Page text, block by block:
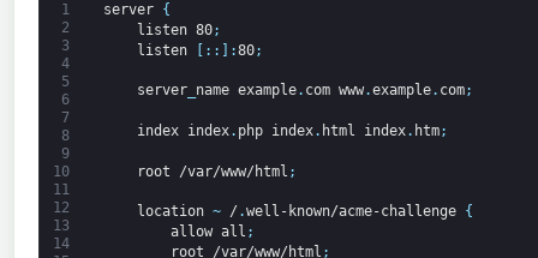
1
2
3
4
5
6
7
8
9
10
11
12
13
14
server
{
listen 80;
listen
[ : : ] :80;
server_ name example. com www.example. com;
index index. php index. html index. htm;
root /var/www/html ;
location ~ / .well-known/acme-challenge
{
allow all ;
root
/var/www/html ;